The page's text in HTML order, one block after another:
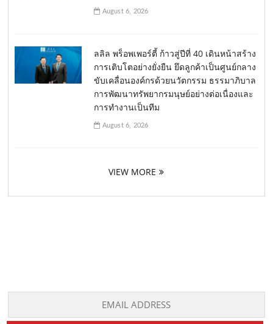
August 6, 2026
ลลิล พร็อพเพอร์ตี้ ก้าวสู่ปีที่ 40 เดินหน้าสร้าง
การเติบโตอย่างยั่งยืน ยึดลูกค้าเป็นศูนย์กลาง
ขับเคลื่อนองค์กรด้วยนวัตกรรม ธรรมาภิบาล
การพัฒนาทรัพยากรมนุษย์อย่างต่อเนื่องและ
การทำงานเป็นทีม
August 6, 2026
VIEW MORE